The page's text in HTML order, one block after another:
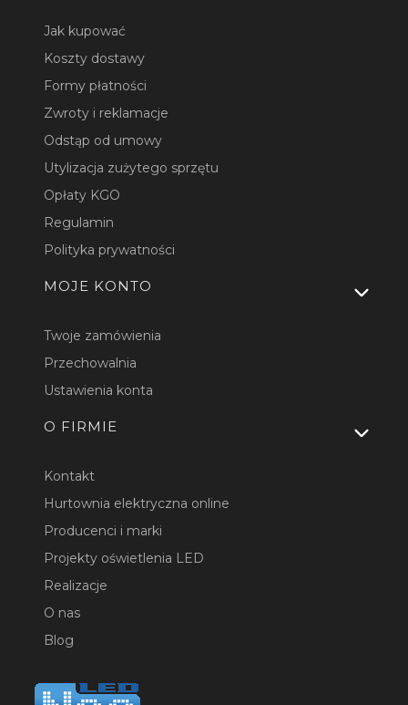
Jak kupować
Koszty dostawy
Formy płatności
Zwroty i reklamacje
Odstąp od umowy
Utylizacja zużytego sprzętu
Opłaty KGO
Regulamin
Polityka prywatności
MOJE KONTO
Twoje zamówienia
Przechowalnia
Ustawienia konta
O FIRMIE
Kontakt
Hurtownia elektryczna online
Producenci i marki
Projekty oświetlenia LED
Realizacje
O nas
Blog